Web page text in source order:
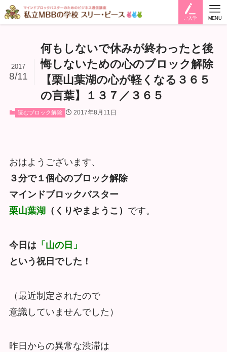
ご入学 MENU
何もしないで休みが終わったと後
悔しないための心のブロック解除
【栗山葉湖の心が軽くなる３６５
の言葉】１３７／３６５
2017
8/11
読むブロック解除 2017年8月11日
おはようございます、
３分で１個心のブロック解除
マインドブロックバスター
栗山葉湖 （くりやまようこ） です。
今日は 「山の日」
という祝日でした！
（最近制定されたので
意識していませんでした）
昨日からの異常な渋滞は